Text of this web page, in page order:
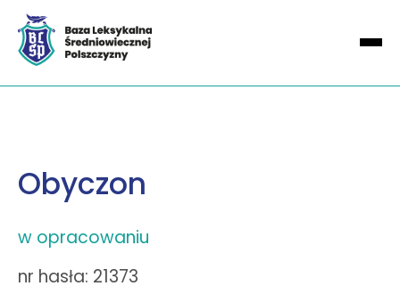
Obyczon
w opracowaniu
nr hasła: 21373